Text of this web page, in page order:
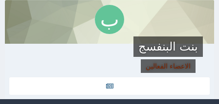
بنت البنفسج
الاعضاء الفعالين